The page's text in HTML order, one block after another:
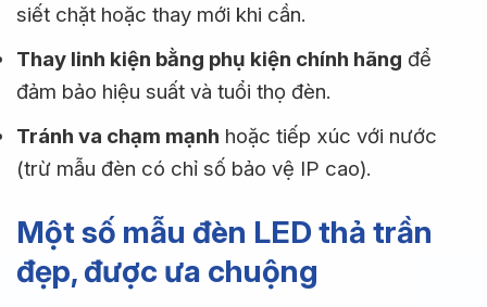
siết chặt hoặc thay mới khi cần.
Thay linh kiện bằng phụ kiện chính hãng để
đảm bảo hiệu suất và tuổi thọ đèn.
Tránh va chạm mạnh hoặc tiếp xúc với nước
(trừ mẫu đèn có chỉ số bảo vệ IP cao).
Một số mẫu đèn LED thả trần
đẹp, được ưa chuộng